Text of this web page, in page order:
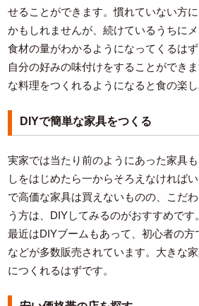
せることができます。慣れていない方
かもしれませんが、続けているうちに
食材の量がわかるようになってくるは
自分の好みの味付けをすることができ
な料理をつくれるようになると食の楽し
DIYで簡単な家具をつくる
実家では当たり前のようにあった家具
しをはじめたら一からそろえなければ
で高価な家具は買えないものの、こだ
う方は、DIYしてみるのがおすすめです
最近はDIYブームもあって、初心者の
などが多数販売されています。大きな
につくれるはずです。